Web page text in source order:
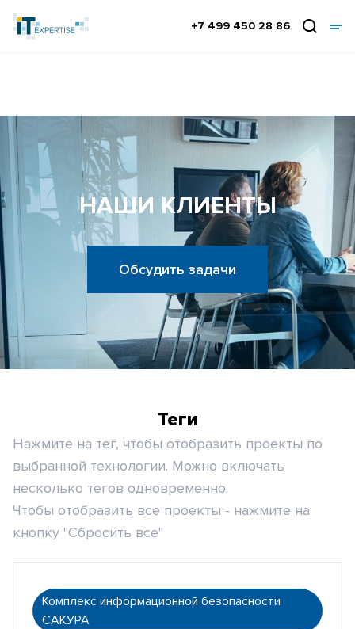
+7 499 450 28 86
НАШИ КЛИЕНТЫ
Обсудить задачи
Теги
Нажмите на тег, чтобы отобразить проекты по
выбранной технологии. Можно включать
несколько тегов одновременно.
Чтобы отобразить все проекты - нажмите на
кнопку "Сбросить все"
Комплекс информационной безопасности
САКУРА